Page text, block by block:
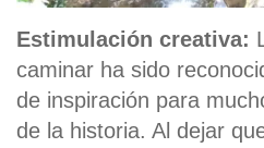
Estimulación creativa:
caminar ha sido
de inspiración para
de la historia. Al dejar